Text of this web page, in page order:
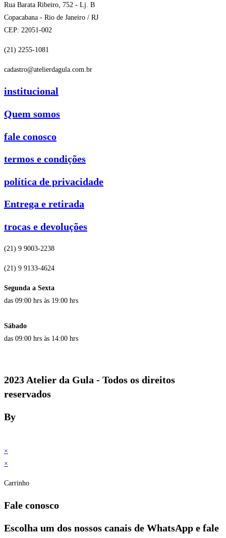
Rua Barata Ribeiro, 752 - Lj. B
Copacabana - Rio de Janeiro / RJ
CEP: 22051-002
(21) 2255-1081
cadastro@atelierdagula.com.br
institucional
Quem somos
fale conosco
termos e condições
política de privacidade
Entrega e retirada
trocas e devoluções
(21) 9 9003-2238
(21) 9 9133-4624
Segunda a Sexta
das 09:00 hrs às 19:00 hrs
Sábado
das 09:00 hrs às 14:00 hrs
2023 Atelier da Gula - Todos os direitos
reservados
By
×
×
Carrinho
Fale conosco
Escolha um dos nossos canais de WhatsApp e fale